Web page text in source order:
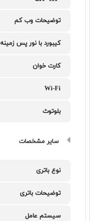
توضیحات وب کم
کیبورد با نور پس زمینه
کارت خوان
Wi-Fi
بلوتوث
سایر مشخصات
نوع باتری
توضیحات باتری
سیستم عامل